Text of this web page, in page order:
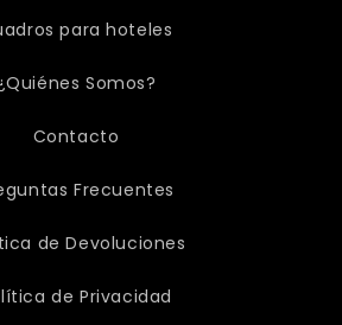
para hoteles
Somos?
Contacto
Frecuentes
de Devoluciones
de Privacidad